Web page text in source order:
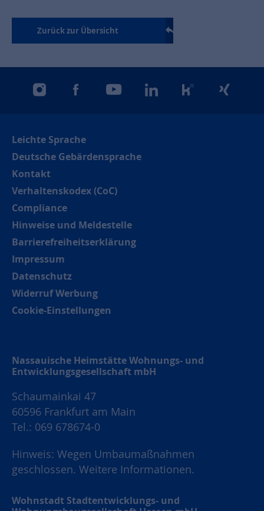
Zurück zur Übersicht
instagramfacebookyoutubelinkedinkununuxing
Leichte Sprache
Deutsche Gebärdensprache
Kontakt
Verhaltenskodex (CoC)
Compliance
Hinweise und Meldestelle
Barrierefreiheitserklärung
Impressum
Datenschutz
Widerruf Werbung
Cookie-Einstellungen
Nassauische Heimstätte Wohnungs- und
Entwicklungsgesellschaft mbH
Schaumainkai 47
60596 Frankfurt am Main
Tel.: 069 678674-0
Hinweis: Wegen Umbaumaßnahmen
geschlossen. Weitere Informationen.
Wohnstadt Stadtentwicklungs- und